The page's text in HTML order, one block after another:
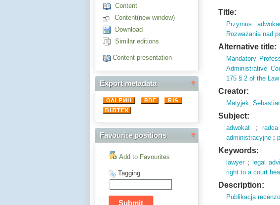
Content
Content(new window)
Download
Similar editions
Content presentation
Export metadata
Favourite positions
Add to Favourites
Tagging
Title:
Przymus
Rozważania nad
Alternative title:
Mandatory
Administrative
175 § 2 of the
Creator:
Matyjek,
Subject:
adwokat ;
administracyjne ;
Keywords:
lawyer; legal
right to a court
Description:
Publikacja